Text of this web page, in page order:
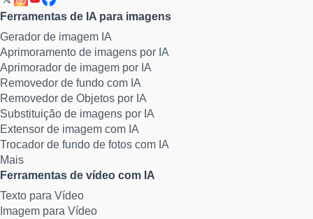
Ferramentas de IA para imagens
Gerador de imagem IA
Aprimoramento de imagens por IA
Aprimorador de imagem por IA
Removedor de fundo com IA
Removedor de Objetos por IA
Substituição de imagens por IA
Extensor de imagem com IA
Trocador de fundo de fotos com IA
Mais
Ferramentas de vídeo com IA
Texto para Vídeo
Imagem para Vídeo